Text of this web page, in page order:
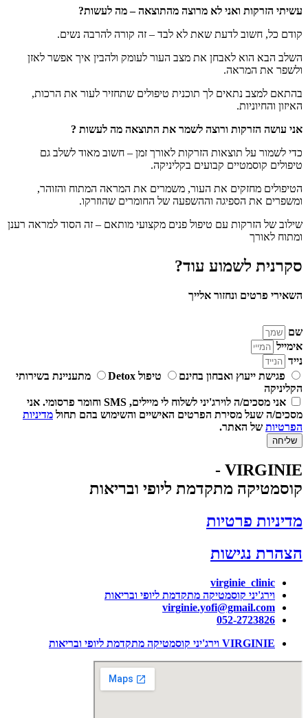
עשיתי הזרקות ואני לא מרוצה מהתוצאה – מה לעשות?
קודם כל, חשוב לדעת שאת לא לבד – זה קורה להרבה נשים.
השלב הבא הוא לאבחן את מצב העור לעומק ולהבין איך אפשר לאזן
ולשפר את המראה.
בהתאם למצב נתאים לך תוכנית טיפולים שתחזיר לעור את הרכות,
האיזון והחיוניות.
אני עושה הזרקות ורוצה לשמר את התוצאה מה לעשות ?
כדי לשמור על תוצאות הזרקות לאורך זמן – חשוב מאוד לשלב גם
טיפולים קוסמטיים קבועים בקליניקה.
הטיפולים מחזקים את העור, משמרים את המראה המתוח והזוהר,
ומשפרים את הספיגה וההשפעה של החומרים שהוזרקו.
שילוב של הזרקות עם טיפול פנים מקצועי מותאם – זה הסוד למראה רענן
ומתוח לאורך
סקרנית לשמוע עוד?
השאירי פרטים ונחזור אלייך
שם
אימייל
נייד
פגישת ייעוץ ואבחון בחינם
טיפול Detox
מתעניינת בשירותי
הקליניקה
אני מסכים/ה לוירג'יני לשלוח לי מיילים, SMS וחומר פרסומי. אני
מסכים/ה שעל מסירת הפרטים האישיים והשימוש בהם תחול מדיניות
הפרטיות של האתר.
שליחה
VIRGINIE -
קוסמטיקה מתקדמת ליופי ובריאות
מדיניות פרטיות
הצהרת נגישות
virginie_clinic
וירג'יני קוסמטיקה מתקדמת ליופי ובריאות
virginie.yofi@gmail.com
052-2723826
VIRGINIE וירג'יני קוסמטיקה מתקדמת ליופי ובריאות